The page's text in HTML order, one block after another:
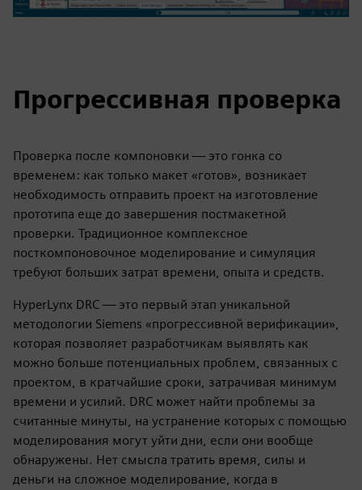
Прогрессивная проверка
Проверка после компоновки — это гонка со
временем: как только макет «готов», возникает
необходимость отправить проект на изготовление
прототипа еще до завершения постмакетной
проверки. Традиционное комплексное
посткомпоновочное моделирование и симуляция
требуют больших затрат времени, опыта и средств.
HyperLynx DRC — это первый этап уникальной
методологии Siemens «прогрессивной верификации»,
которая позволяет разработчикам выявлять как
можно больше потенциальных проблем, связанных с
проектом, в кратчайшие сроки, затрачивая минимум
времени и усилий. DRC может найти проблемы за
считанные минуты, на устранение которых с помощью
моделирования могут уйти дни, если они вообще
обнаружены. Нет смысла тратить время, силы и
деньги на сложное моделирование, когда в